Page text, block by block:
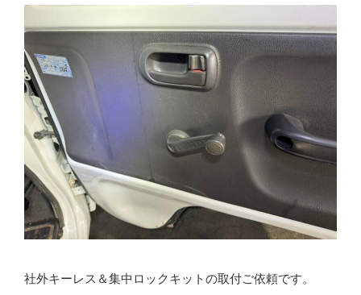
社外キーレス＆集中ロックキットの取付ご依頼です。